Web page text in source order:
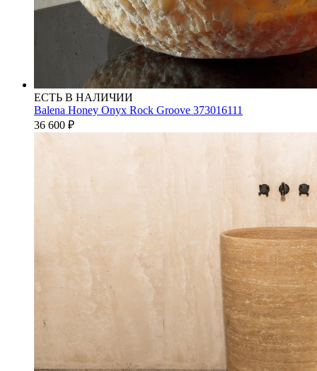
ЕСТЬ В НАЛИЧИИ
Balena Honey Onyx Rock Groove 373016111
36 600 ₽